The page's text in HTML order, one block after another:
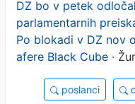
DZ bo v petek
parlamentarnih
Po blokadi v DZ nov
afere Black Cube ·
poslanci